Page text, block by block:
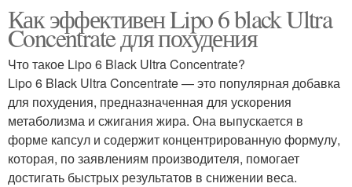
Как эффективен Lipo 6 black Ultra
Concentrate для похудения
Что такое Lipo 6 Black Ultra Concentrate?
Lipo 6 Black Ultra Concentrate — это популярная добавка
для похудения, предназначенная для ускорения
метаболизма и сжигания жира. Она выпускается в
форме капсул и содержит концентрированную формулу,
которая, по заявлениям производителя, помогает
достигать быстрых результатов в снижении веса.